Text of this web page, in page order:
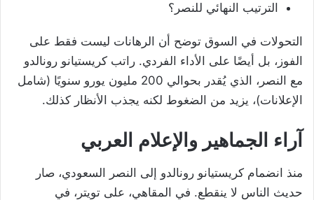
الترتيب النهائي للنصر؟
التحولات في السوق توضح أن الرهانات ليست فقط على
الفوز، بل أيضًا على الأداء الفردي. راتب كريستيانو رونالدو
مع النصر، الذي يُقدر بحوالي 200 مليون يورو سنويًا (شامل
الإعلانات)، يزيد من الضغوط لكنه يجذب الأنظار كذلك.
آراء الجماهير والإعلام العربي
منذ انضمام كريستيانو رونالدو إلى النصر السعودي، صار
حديث الناس لا ينقطع. في المقاهي، على تويتر، في